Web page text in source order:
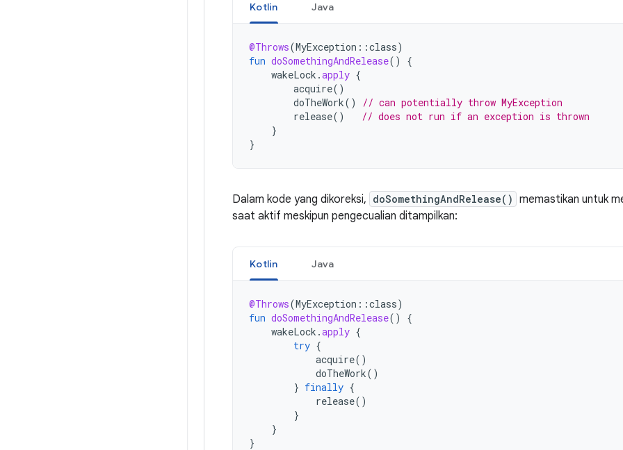
Kotlin Java
@Throws(MyException ::class)
fun doSomethingAndRelease()
{
wakeLock .apply {
acquire()
doTheWork()
// can potentially throw MyException
release()
// does not run if an exception is thrown
}
}
Dalam kode yang dikoreksi, doSomethingAndRelease() memastikan untuk
saat aktif meskipun pengecualian ditampilkan:
Kotlin Java
@Throws(MyException ::class)
fun doSomethingAndRelease()
{
wakeLock .apply {
try {
acquire()
doTheWork()
} finally {
release()
}
}
}